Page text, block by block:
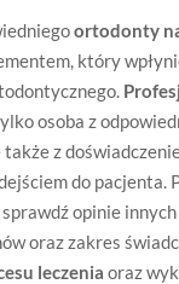
ortodonty
który
osoba z
z
do pacjenta.
opinie
oraz zakres
leczenia oraz